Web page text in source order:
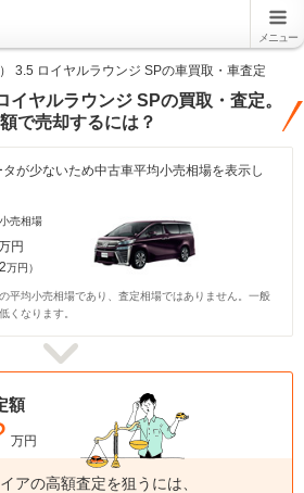
メニュー
3.5 ロイヤルラウンジ SPの車買取・車査定
イヤルラウンジ SPの買取・査定。
で売却するには？
が少ないため中古車平均小売相場を表示し
売相場
円
万円）
平均小売相場であり、査定相場ではありません。一般
くなります。
額
万円
アの高額査定を狙うには、